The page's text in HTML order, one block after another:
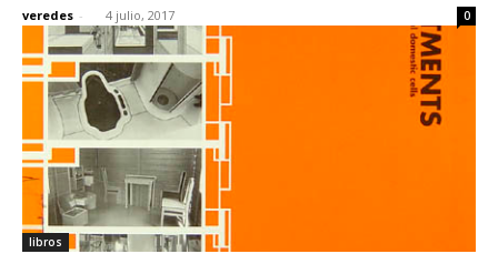
veredes - 4 julio, 2017 0
libros